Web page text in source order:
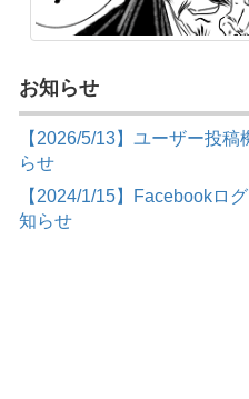
お知らせ
【2026/5/13】ユーザー投稿
らせ
【2024/1/15】Facebookロ
知らせ